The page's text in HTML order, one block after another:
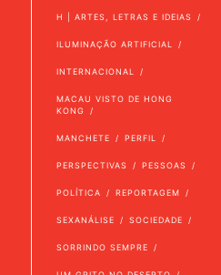
H | ARTES, LETRAS E IDEIAS
ILUMINAÇÃO ARTIFICIAL
INTERNACIONAL
MACAU VISTO DE HONG
KONG
MANCHETE PERFIL
PERSPECTIVAS PESSOAS
POLÍTICA REPORTAGEM
SEXANÁLISE SOCIEDADE
SORRINDO SEMPRE